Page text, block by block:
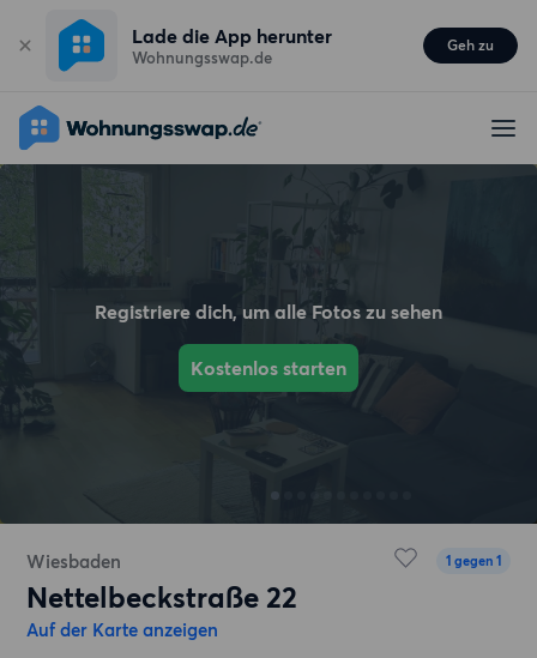
Lade die App herunter
Wohnungsswap.de
Geh zu
Registriere dich, um alle Fotos zu sehen
Kostenlos starten
Wiesbaden 1 gegen 1
Nettelbeckstraße 22
Auf der Karte anzeigen